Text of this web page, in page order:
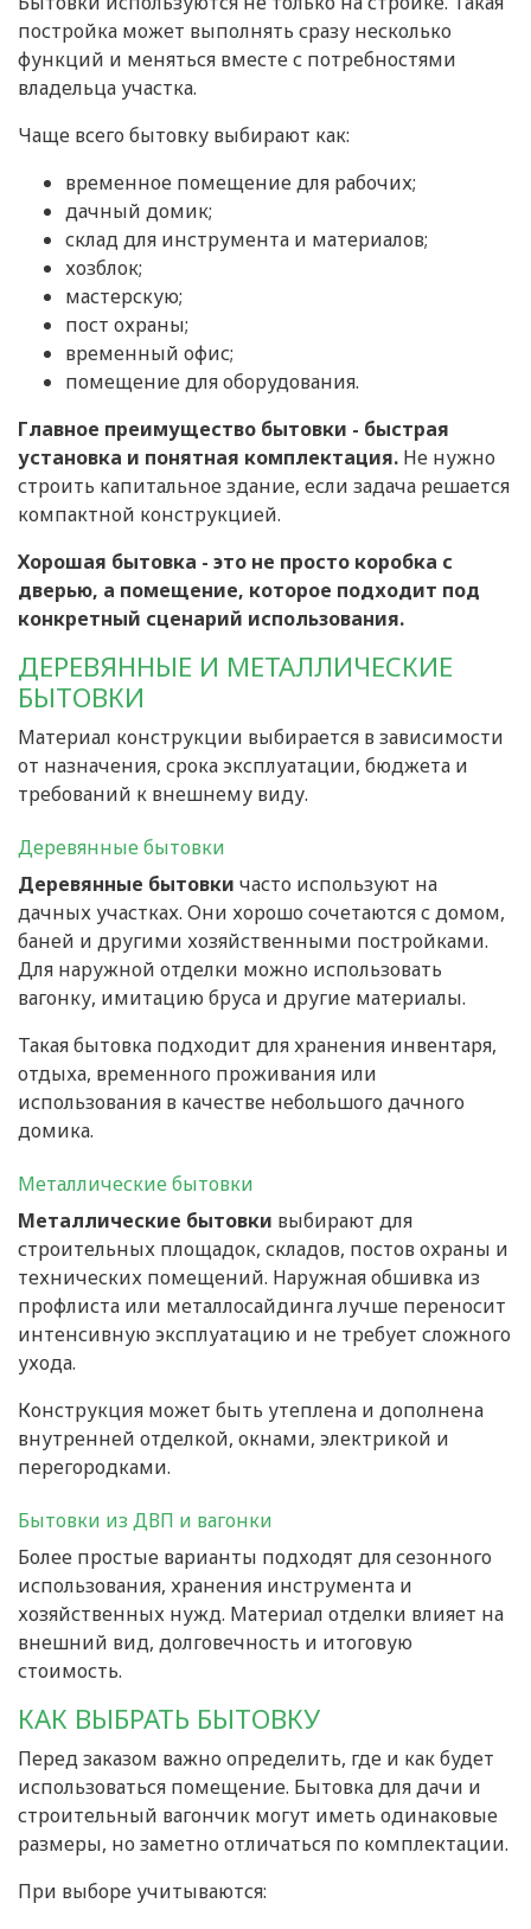
постройка может выполнять сразу несколько
функций и меняться вместе с потребностями
владельца участка.
Чаще всего бытовку выбирают как:
временное помещение для рабочих;
дачный домик;
склад для инструмента и материалов;
хозблок;
мастерскую;
пост охраны;
временный офис;
помещение для оборудования.
Главное преимущество бытовки - быстрая
установка и понятная комплектация. Не нужно
строить капитальное здание, если задача решается
компактной конструкцией.
Хорошая бытовка - это не просто коробка с
дверью, а помещение, которое подходит под
конкретный сценарий использования.
ДЕРЕВЯННЫЕ И МЕТАЛЛИЧЕСКИЕ
БЫТОВКИ
Материал конструкции выбирается в зависимости
от назначения, срока эксплуатации, бюджета и
требований к внешнему виду.
Деревянные бытовки
Деревянные бытовки часто используют на
дачных участках. Они хорошо сочетаются с домом,
баней и другими хозяйственными постройками.
Для наружной отделки можно использовать
вагонку, имитацию бруса и другие материалы.
Такая бытовка подходит для хранения инвентаря,
отдыха, временного проживания или
использования в качестве небольшого дачного
домика.
Металлические бытовки
Металлические бытовки выбирают для
строительных площадок, складов, постов охраны и
технических помещений. Наружная обшивка из
профлиста или металлосайдинга лучше переносит
интенсивную эксплуатацию и не требует сложного
ухода.
Конструкция может быть утеплена и дополнена
внутренней отделкой, окнами, электрикой и
перегородками.
Бытовки из ДВП и вагонки
Более простые варианты подходят для сезонного
использования, хранения инструмента и
хозяйственных нужд. Материал отделки влияет на
внешний вид, долговечность и итоговую
стоимость.
КАК ВЫБРАТЬ БЫТОВКУ
Перед заказом важно определить, где и как будет
использоваться помещение. Бытовка для дачи и
строительный вагончик могут иметь одинаковые
размеры, но заметно отличаться по комплектации.
При выборе учитываются: